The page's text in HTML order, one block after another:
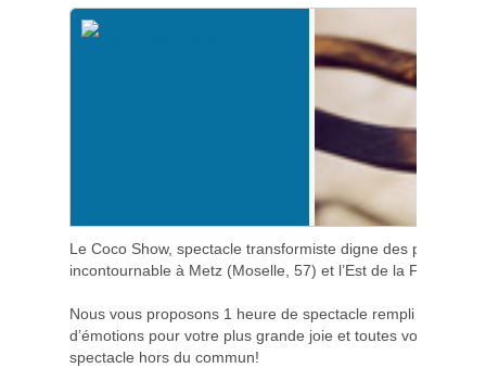
Le Coco Show, spectacle transformiste digne des plus
incontournable à Metz (Moselle, 57) et l’Est de la France !
Nous vous proposons 1 heure de spectacle rempli
d’émotions pour votre plus grande joie et toutes vos
spectacle hors du commun!